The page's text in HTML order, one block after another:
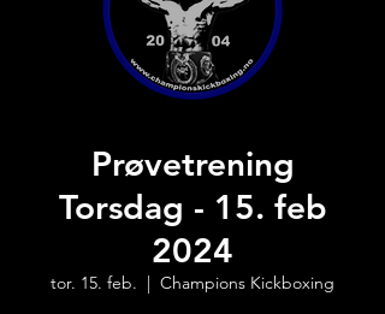
Prøvetrening
Torsdag - 15. feb
2024
tor. 15. feb.
  |
Champions Kickboxing